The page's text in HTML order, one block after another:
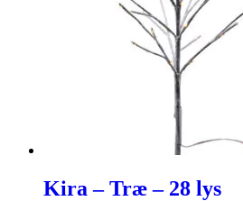
Kira – Træ – 28 lys